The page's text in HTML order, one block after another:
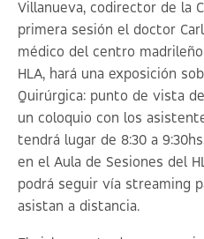
Villanueva, codirector de la
primera sesión el doctor
médico del centro
HLA, hará una exposición
Quirúrgica: punto de vista
un coloquio con los
tendrá lugar de 8:30 a
en el Aula de Sesiones del
podrá seguir vía streaming
asistan a distancia.